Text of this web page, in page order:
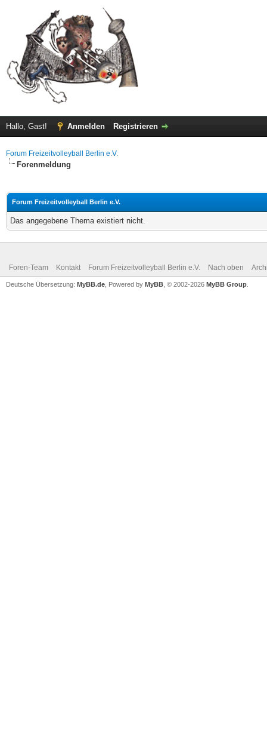
Hallo, Gast! Anmelden Registrieren
Forum Freizeitvolleyball Berlin e.V.
Forenmeldung
Forum Freizeitvolleyball Berlin e.V.
Das angegebene Thema existiert nicht.
Foren-Team Kontakt Forum Freizeitvolleyball Berlin e.V. Nach oben
Deutsche Übersetzung: MyBB.de , Powered by MyBB , © 2002-2026 MyBB Group